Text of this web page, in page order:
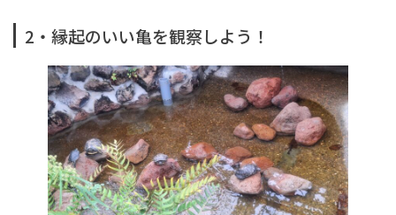
2・縁起のいい亀を観察しよう！